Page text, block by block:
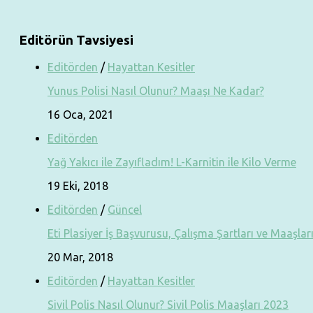
Editörün Tavsiyesi
Editörden / Hayattan Kesitler
Yunus Polisi Nasıl Olunur? Maaşı Ne Kadar?
16 Oca, 2021
Editörden
Yağ Yakıcı ile Zayıfladım! L-Karnitin ile Kilo Verme
19 Eki, 2018
Editörden / Güncel
Eti Plasiyer İş Başvurusu, Çalışma Şartları ve
20 Mar, 2018
Editörden / Hayattan Kesitler
Sivil Polis Nasıl Olunur? Sivil Polis Maaşları 2023